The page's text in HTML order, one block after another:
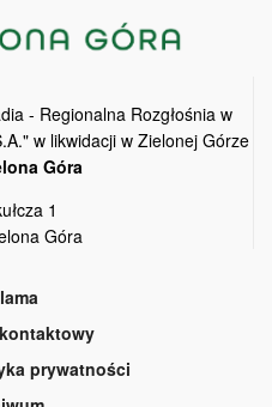
- Regionalna Rozgłośnia w
w likwidacji w Zielonej Górze
Góra
1
Góra
prywatności